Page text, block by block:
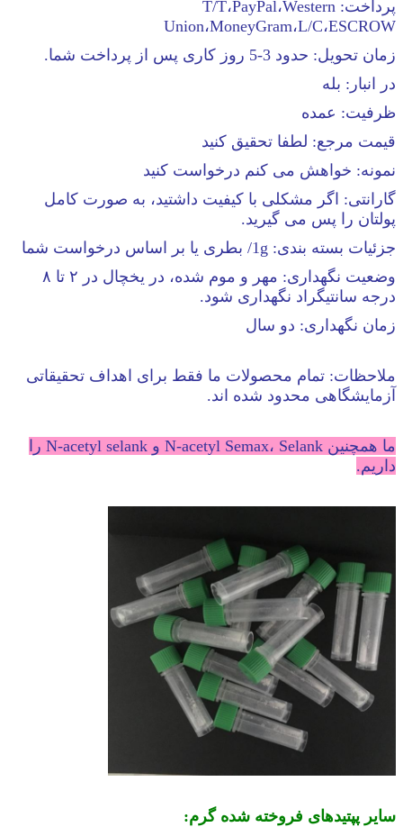
پرداخت: T/T،PayPal،Western
Union،MoneyGram،L/C،ESCROW
زمان تحویل: حدود 3-5 روز کاری پس از پرداخت شما.
در انبار: بله
ظرفیت: عمده
قیمت مرجع: لطفا تحقیق کنید
نمونه: خواهش می کنم درخواست کنید
گارانتی: اگر مشکلی با کیفیت داشتید، به صورت کامل
پولتان را پس می گیرید.
جزئیات بسته بندی: 1g/ بطری یا بر اساس درخواست شما
وضعیت نگهداری: مهر و موم شده، در یخچال در ۲ تا ۸
درجه سانتیگراد نگهداری شود.
زمان نگهداری: دو سال
ملاحظات: تمام محصولات ما فقط برای اهداف تحقیقاتی
آزمایشگاهی محدود شده اند.
ما همچنین N-acetyl Semax، Selank و N-acetyl selank را
داریم.
سایر پپتیدهای فروخته شده گرم: